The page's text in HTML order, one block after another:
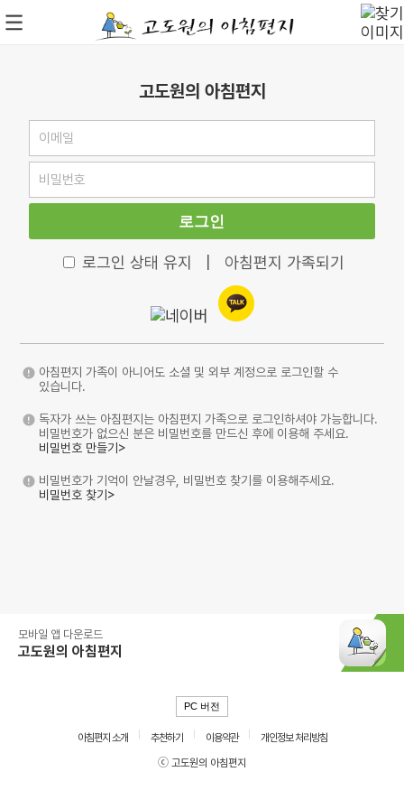
고도원의 아침편지
로그인
로그인 상태 유지 아침편지 가족되기
아침편지 가족이 아니어도 소셜 및 외부 계정으로 로그인할 수
있습니다.
독자가 쓰는 아침편지는 아침편지 가족으로 로그인하셔야 가능합니다.
비밀번호가 없으신 분은 비밀번호를 만드신 후에 이용해 주세요.
비밀번호 만들기>
비밀번호가 기억이 안날경우, 비밀번호 찾기를 이용해주세요.
비밀번호 찾기>
모바일 앱 다운로드
고도원의 아침편지
PC 버전
아침편지 소개 추천하기 이용약관
개인정보 처리방침
ⓒ 고도원의 아침편지